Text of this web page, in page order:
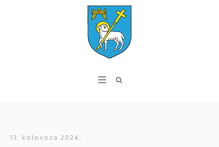
13. kolovoza 2024.